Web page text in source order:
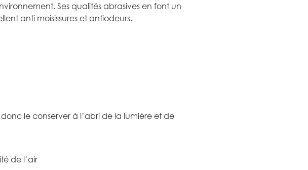
Ses qualités abrasives en font un
anti moisissures et antiodeurs.
le conserver à l’abri de la lumière et de
de l’air